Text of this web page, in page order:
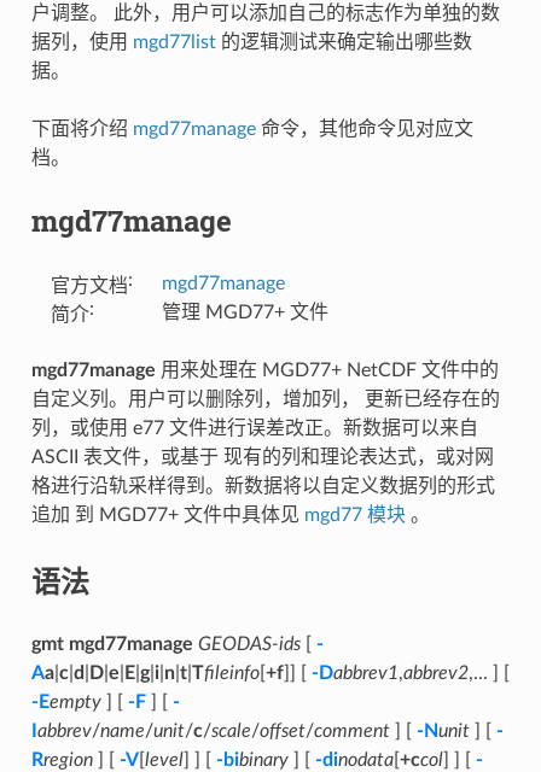
户调整。 此外，用户可以添加自己的标志作为单独的数
据列，使用 mgd77list的逻辑测试来确定输出哪些数
据。
下面将介绍 mgd77manage命令，其他命令见对应文
档。
mgd77manage
官方文档:
mgd77manage
简介: 管理 MGD77+ 文件
mgd77manage 用来处理在 MGD77+ NetCDF 文件中的
自定义列。用户可以删除列，增加列， 更新已经存在的
列，或使用 e77 文件进行误差改正。新数据可以来自
ASCII 表文件，或基于 现有的列和理论表达式，或对网
格进行沿轨采样得到。新数据将以自定义数据列的形式
追加 到 MGD77+ 文件中具体见 mgd77 模块。
语法
gmt mgd77manage GEODAS-ids[ -
Aa| c| d D| e E| g|i| n| t| Tfileinfo[ +f]] [ -Dabbrev1,abbrev2,... ] [
-Eempty] [ -F] [ -
abbrev/name/unit/c/scale/offset/comment] [ -Nunit] [ -
Rregion] [ -V[ level] ] [ -bibinary] [ -dinodata[ +ccol] ] [ -